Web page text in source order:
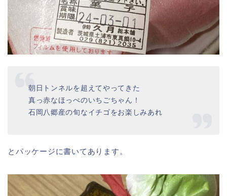
朝日トンネルを超えてやってきた
真っ赤なほっぺのいちごちゃん！
石岡八郷産の旬なイチゴをお楽しみあれ
とパッケージに書いてあります。